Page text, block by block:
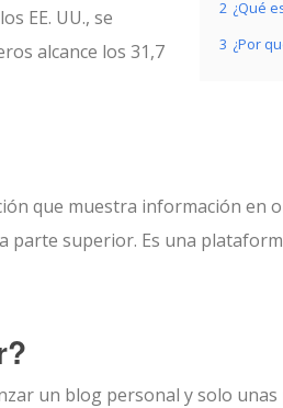
2 ¿Qué
3 ¿Por
EE. UU., se
alcance los 31,7
que muestra información en
parte superior. Es una
un blog personal y solo